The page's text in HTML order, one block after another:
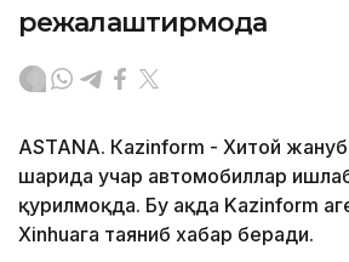
режалаштирмоқда
ASTANA. Кazinform - Хитой
шаҳрида учар автомобиллар
қурилмоқда. Бу ҳақда Kazinform
Xinhuaга таяниб хабар беради.